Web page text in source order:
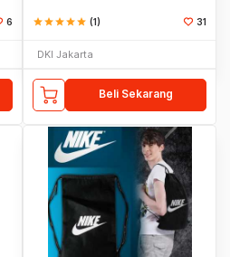
6 starstarstarstarstar (1) 31
DKI Jakarta
Beli Sekarang